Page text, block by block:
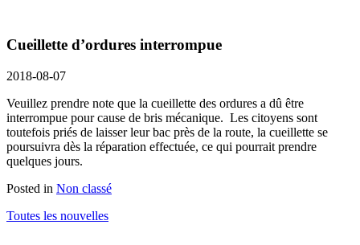
Cueillette d’ordures interrompue
2018-08-07
Veuillez prendre note que la cueillette des ordures a dû être
interrompue pour cause de bris mécanique. Les citoyens sont
toutefois priés de laisser leur bac près de la route, la cueillette se
poursuivra dès la réparation effectuée, ce qui pourrait prendre
quelques jours.
Posted in Non classé
Toutes les nouvelles